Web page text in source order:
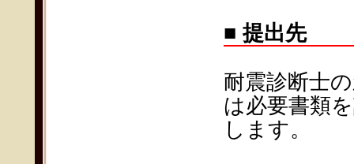
■ 提出先
耐震診断士
は必要書類
します。